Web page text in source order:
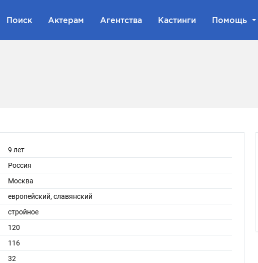
Поиск Актерам Агентства Кастинги Помощь
9 лет
Россия
Москва
европейский, славянский
стройное
120
116
32